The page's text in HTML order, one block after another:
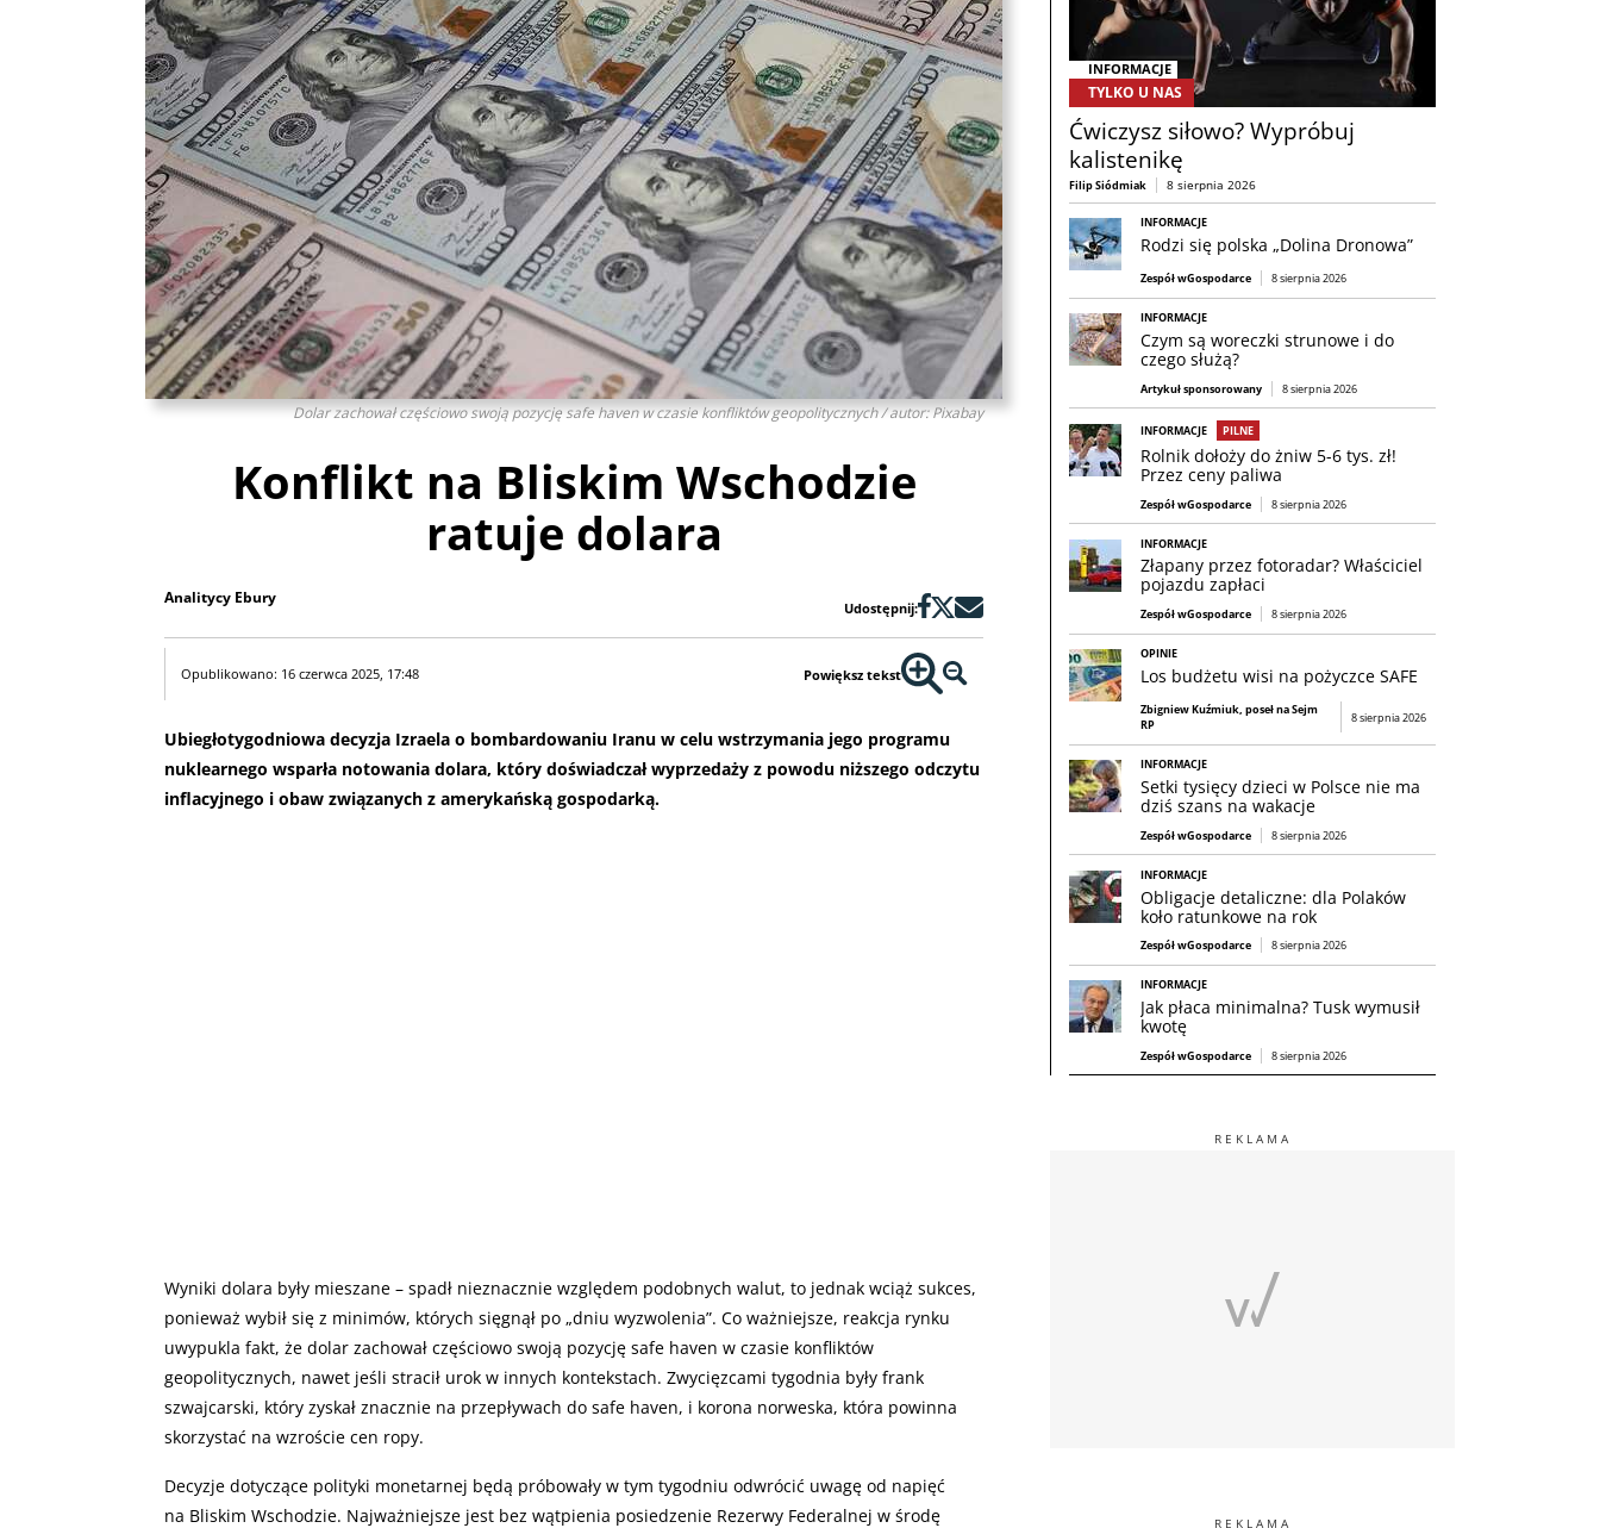
Dolar zachował częściowo swoją pozycję safe haven w czasie konfliktów geopolitycznych / autor: Pixabay
Konflikt na Bliskim Wschodzie
ratuje dolara
Analitycy Ebury
Udostępnij:
Opublikowano: 16 czerwca 2025, 17:48 Powiększ tekst
Ubiegłotygodniowa decyzja Izraela o bombardowaniu Iranu w celu wstrzymania jego programu
nuklearnego wsparła notowania dolara, który doświadczał wyprzedaży z powodu niższego odczytu
inflacyjnego i obaw związanych z amerykańską gospodarką.
Wyniki dolara były mieszane – spadł nieznacznie względem podobnych walut, to jednak wciąż sukces,
ponieważ wybił się z minimów, których sięgnął po „dniu wyzwolenia”. Co ważniejsze, reakcja rynku
uwypukla fakt, że dolar zachował częściowo swoją pozycję safe haven w czasie konfliktów
geopolitycznych, nawet jeśli stracił urok w innych kontekstach. Zwycięzcami tygodnia były frank
szwajcarski, który zyskał znacznie na przepływach do safe haven, i korona norweska, która powinna
skorzystać na wzroście cen ropy.
Decyzje dotyczące polityki monetarnej będą próbowały w tym tygodniu odwrócić uwagę od napięć
na Bliskim Wschodzie. Najważniejsze jest bez wątpienia posiedzenie Rezerwy Federalnej w środę
INFORMACJE
TYLKO U NAS
Ćwiczysz siłowo? Wypróbuj
kalistenikę
Filip Siódmiak 8 sierpnia 2026
INFORMACJE
Rodzi się polska „Dolina Dronowa”
Zespół wGospodarce 8 sierpnia 2026
INFORMACJE
Czym są woreczki strunowe i do
czego służą?
Artykuł sponsorowany 8 sierpnia 2026
INFORMACJE PILNE
Rolnik dołoży do żniw 5-6 tys. zł!
Przez ceny paliwa
Zespół wGospodarce 8 sierpnia 2026
INFORMACJE
Złapany przez fotoradar? Właściciel
pojazdu zapłaci
Zespół wGospodarce 8 sierpnia 2026
OPINIE
Los budżetu wisi na pożyczce SAFE
Zbigniew Kuźmiuk, poseł na Sejm
RP
8 sierpnia 2026
INFORMACJE
Setki tysięcy dzieci w Polsce nie ma
dziś szans na wakacje
Zespół wGospodarce 8 sierpnia 2026
INFORMACJE
Obligacje detaliczne: dla Polaków
koło ratunkowe na rok
Zespół wGospodarce 8 sierpnia 2026
INFORMACJE
Jak płaca minimalna? Tusk wymusił
kwotę
Zespół wGospodarce 8 sierpnia 2026